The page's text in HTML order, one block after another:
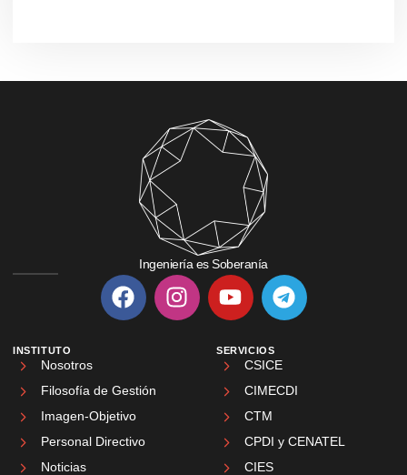
Ingeniería es Soberanía
INSTITUTO
Nosotros
Filosofía de Gestión
Imagen-Objetivo
Personal Directivo
Noticias
SERVICIOS
CSICE
CIMECDI
CTM
CPDI y CENATEL
CIES